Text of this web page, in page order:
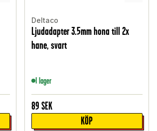
Deltaco
Ljudadapter 3.5mm hona till 2x
hane, svart
I lager
89 SEK
KÖP